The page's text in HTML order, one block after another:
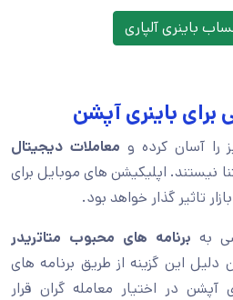
باینری آلپاری
برای باینری آپشن
را آسان کرده و معاملات دیجیتال
نیستند. اپلیکیشن های موبایل برای
تاثیر گذار خواهد بود.
به برنامه های محبوب متاتریدر
این گزینه از طریق برنامه های
آپشن در اختیار معامله گران قرار